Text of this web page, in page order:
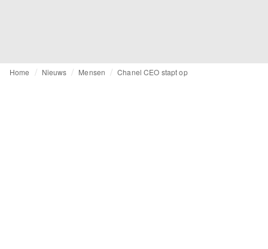
Home Nieuws Mensen Chanel CEO stapt op